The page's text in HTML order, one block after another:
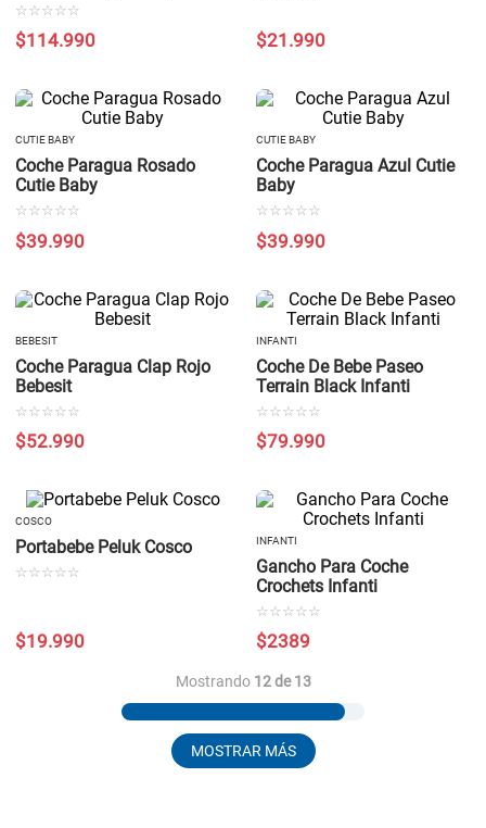
☆ ☆ ☆ ☆ ☆
$114.990 $21 .990
CUTIE BABY
Coche Paragua Rosado
Cutie Baby
☆ ☆ ☆ ☆ ☆
$39.990
CUTIE BABY
Coche Paragua Azul Cutie
Baby
☆ ☆ ☆ ☆ ☆
$39.990
BEBESIT
Coche Paragua Clap Rojo
Bebesit
☆ ☆ ☆ ☆ ☆
$52.990
INFANTI
Coche De Bebe Paseo
Terrain Black Infanti
☆ ☆ ☆ ☆ ☆
$79.990
COSCO
Portabebe Peluk Cosco
☆ ☆ ☆ ☆ ☆
$19.990
INFANTI
Gancho Para Coche
Crochets Infanti
☆ ☆ ☆ ☆ ☆
$2389
Mostrando 12 de 13
MOSTRAR MÁS